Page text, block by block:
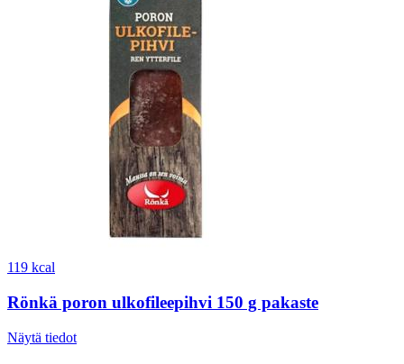
119 kcal
Rönkä poron ulkofileepihvi 150 g pakaste
Näytä tiedot